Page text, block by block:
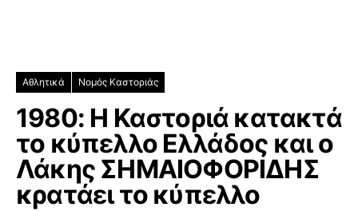
Αθλητικά Νομός Καστοριάς
1980: Η Καστοριά κατακτά
το κύπελλο Ελλάδος και ο
Λάκης ΣΗΜΑΙΟΦΟΡΙΔΗΣ
κρατάει το κύπελλο